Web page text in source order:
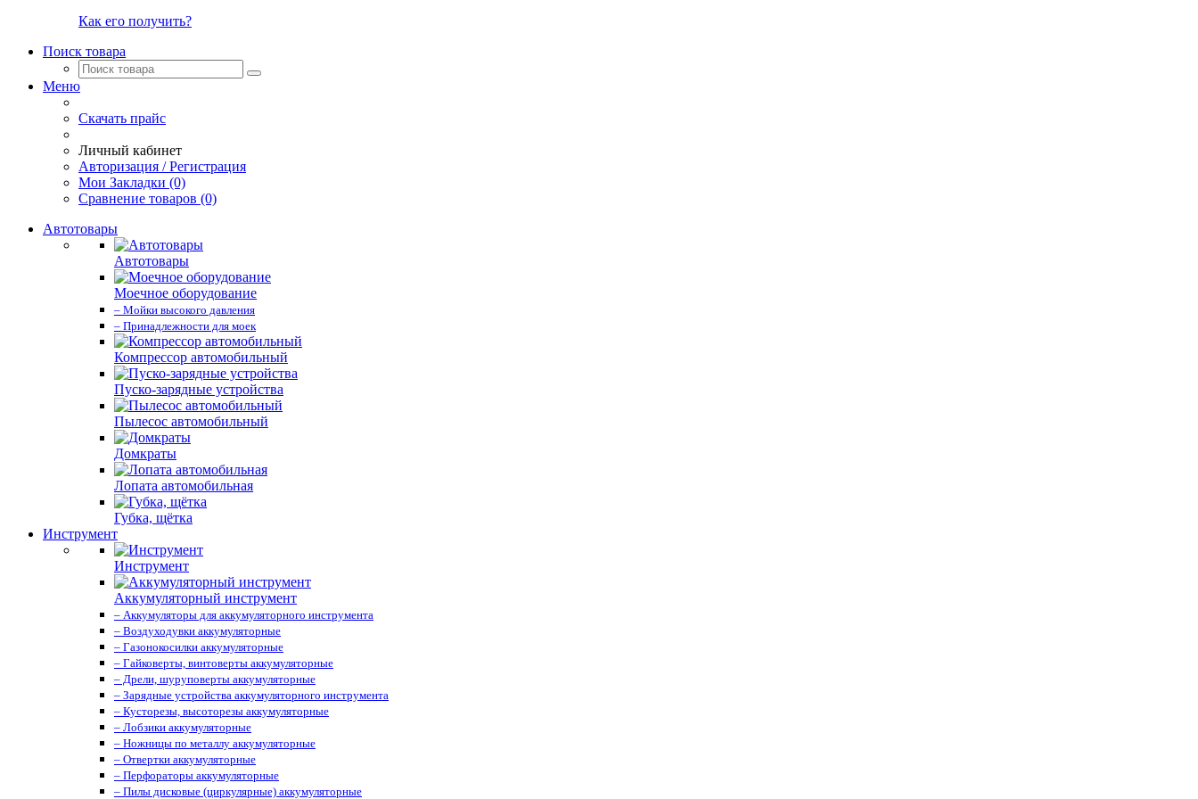
Как его получить?
Поиск товара
Меню
Скачать прайс
Личный кабинет
Авторизация / Регистрация
Мои Закладки (0)
Сравнение товаров (0)
Автотовары
Автотовары
Моечное оборудование
– Мойки высокого давления
– Принадлежности для моек
Компрессор автомобильный
Пуско-зарядные устройства
Пылесос автомобильный
Домкраты
Лопата автомобильная
Губка, щётка
Инструмент
Инструмент
Аккумуляторный инструмент
– Аккумуляторы для аккумуляторного инструмента
– Воздуходувки аккумуляторные
– Газонокосилки аккумуляторные
– Гайковерты, винтоверты аккумуляторные
– Дрели, шуруповерты аккумуляторные
– Зарядные устройства аккумуляторного инструмента
– Кусторезы, высоторезы аккумуляторные
– Лобзики аккумуляторные
– Ножницы по металлу аккумуляторные
– Отвертки аккумуляторные
– Перфораторы аккумуляторные
– Пилы дисковые (циркулярные) аккумуляторные